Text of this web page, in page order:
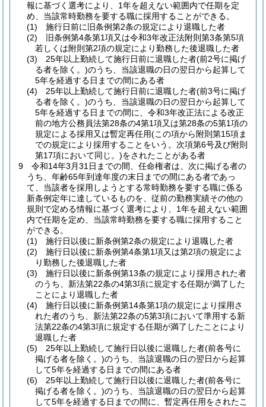
報に基づく選考により、1年を超えない範囲内で任期を定
め、当該常時勤務を要する職に採用することができる。
(1)
施行日前に旧条例第2条の規定により退職した者
(2)
旧条例第4条第1項又は令和3年改正法附則第3条第5項
若しくは附則第2項の規定により勤務した後退職した者
(3)
25年以上勤続して施行日前に退職した者(前2号に掲げ
る者を除く。)のうち、当該退職の日の翌日から起算して
5年を経過する日までの間にある者
(4)
25年以上勤続して施行日前に退職した者(前3号に掲げ
る者を除く。)のうち、当該退職の日の翌日から起算して
5年を経過する日までの間に、令和3年改正法による改正
前の地方公務員法第28条の4第1項又は第28条の5第1項の
規定による採用又は暫定再任用(この項から附則第15項ま
での規定により採用することをいう。次項第6号及び附則
第17項において同じ。)をされたことがある者
9
令和14年3月31日までの間、任命権者は、次に掲げる者の
うち、年齢65年到達年度の末日までの間にある者であっ
て、当該者を採用しようとする常時勤務を要する職に係る
新条例定年に達しているものを、従前の勤務実績その他の
規則で定める情報に基づく選考により、1年を超えない範囲
内で任期を定め、当該常時勤務を要する職に採用すること
ができる。
(1)
施行日以後に新条例第2条の規定により退職した者
(2)
施行日以後に新条例第4条第1項又は第2項の規定によ
り勤務した後退職した者
(3)
施行日以後に新条例第13条の規定により採用された者
のうち、新法第22条の4第3項に規定する任期が満了した
ことにより退職した者
(4)
施行日以後に新条例第14条第1項の規定により採用さ
れた者のうち、新法第22条の5第3項において準用する新
法第22条の4第3項に規定する任期が満了したことにより
退職した者
(5)
25年以上勤続して施行日以後に退職した者(前各号に
掲げる者を除く。)のうち、当該退職の日の翌日から起算
して5年を経過する日までの間にある者
(6)
25年以上勤続して施行日以後に退職した者(前各号に
掲げる者を除く。)のうち、当該退職の日の翌日から起算
して5年を経過する日までの間に、暫定再任用をされたこ